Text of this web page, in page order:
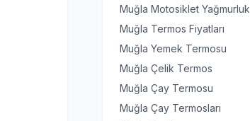
Muğla Motosiklet Yağmurluk
Muğla Termos Fiyatları
Muğla Yemek Termosu
Muğla Çelik Termos
Muğla Çay Termosu
Muğla Çay Termosları